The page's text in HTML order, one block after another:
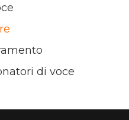
di voce